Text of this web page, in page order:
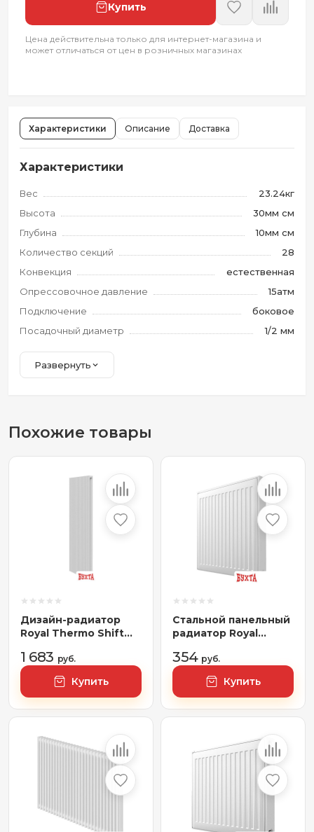
Купить
Цена действительна только для интернет-магазина и
может отличаться от цен в розничных магазинах
Характеристики Описание Доставка
Характеристики
Вес
23.24кг
Высота
30мм см
Глубина
10мм см
Количество секций
28
Конвекция
естественная
Опрессовочное давление
15атм
Подключение
боковое
Посадочный диаметр
1/2 мм
Развернуть
Похожие товары
Дизайн-радиатор
Royal Thermo Shift
секций RAL9016
1 683 руб.
Купить
Стальной панельный
радиатор Royal
Compact VC22-500-
900 (Bianco Traffico)
354 руб.
Купить